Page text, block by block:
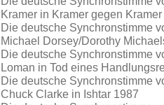
Kramer in Kramer gegen
Die deutsche Synchronstimme
Michael Dorsey/Dorothy
Die deutsche Synchronstimme
Loman in Tod eines
Die deutsche Synchronstimme
Chuck Clarke in Ishtar 1987